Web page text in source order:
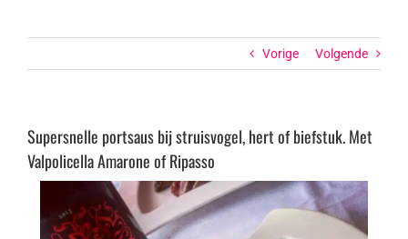
Vorige Volgende
Supersnelle portsaus bij struisvogel, hert of biefstuk. Met
Valpolicella Amarone of Ripasso